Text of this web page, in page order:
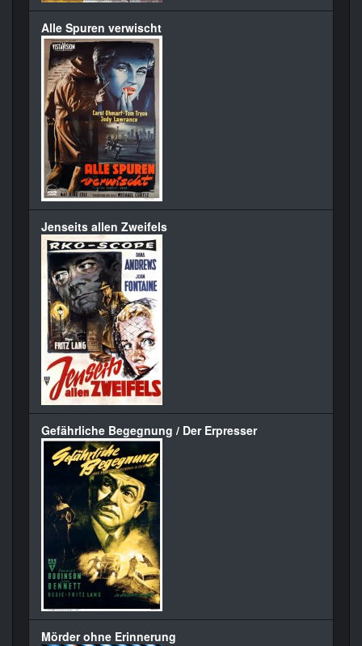
Alle Spuren verwischt
Jenseits allen Zweifels
Gefährliche Begegnung / Der Erpresser
Mörder ohne Erinnerung